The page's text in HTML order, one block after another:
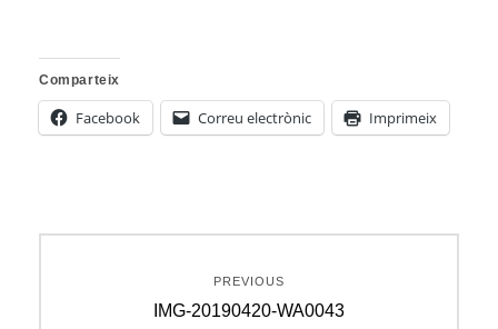
Comparteix
Facebook Correu electrònic Imprimeix
d'entrades
PREVIOUS
Previous
IMG-20190420-WA0043